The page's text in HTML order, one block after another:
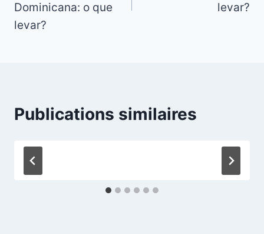
Dominicana: o que
levar?
levar?
Publications similaires